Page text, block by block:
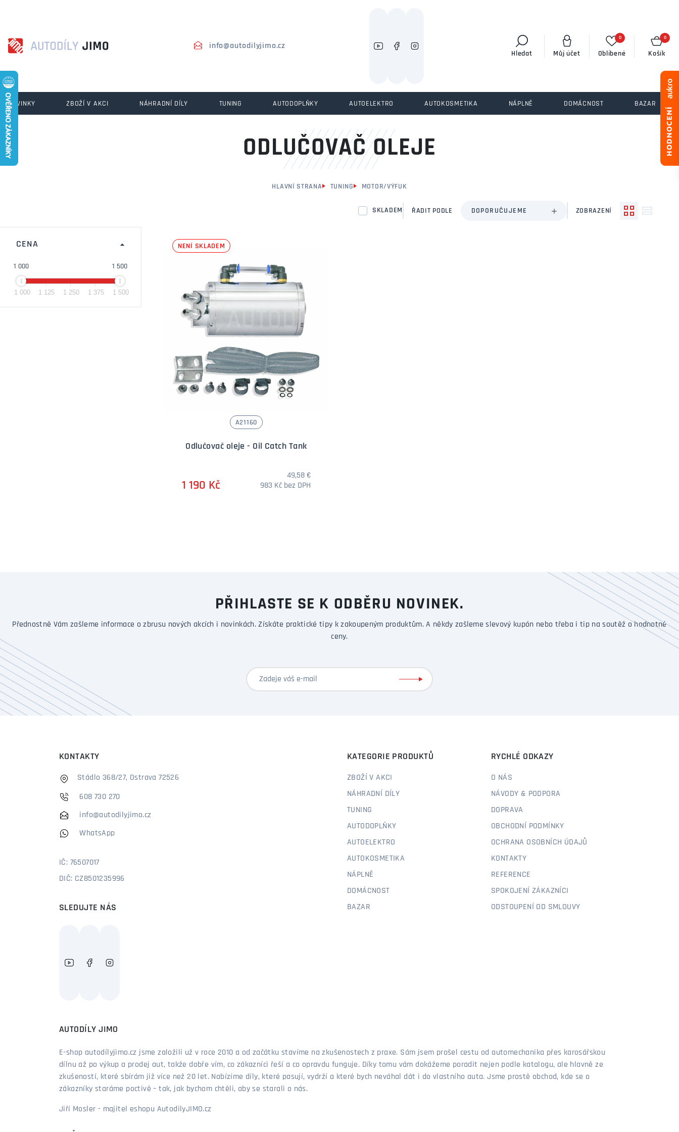
info@autodilyjimo.cz
Hledat Můj účet
0
Oblíbené
0
Košík
NOVINKY ZBOŽÍ V AKCI NÁHRADNÍ DÍLY TUNING AUTODOPLŇKY AUTOELEKTRO AUTOKOSMETIKA NÁPLNĚ DOMÁCNOST BAZAR
ODLUČOVAČ OLEJE
HLAVNÍ STRANA TUNING MOTOR/VÝFUK
SKLADEM ŘADIT PODLE DOPORUČUJEME ZOBRAZENÍ
CENA
1 000 1 500
1 000 1 125 1 250 1 375 1 500
NENÍ SKLADEM
A21160
Odlučovač oleje - Oil Catch Tank
1 190 Kč
49,58 €
983 Kč bez DPH
PŘIHLASTE SE K ODBĚRU NOVINEK.
Přednostně Vám zašleme informace o zbrusu nových akcích i novinkách. Získáte praktické tipy k zakoupeným produktům. A někdy zašleme slevový kupón nebo třeba i tip na soutěž o hodnotné
ceny.
KONTAKTY
Stádlo 368/27, Ostrava 72526
608 730 270
info@autodilyjimo.cz
WhatsApp
IČ: 76507017
DIČ: CZ8501235996
SLEDUJTE NÁS
KATEGORIE PRODUKTŮ
ZBOŽÍ V AKCI
NÁHRADNÍ DÍLY
TUNING
AUTODOPLŇKY
AUTOELEKTRO
AUTOKOSMETIKA
NÁPLNĚ
DOMÁCNOST
BAZAR
RYCHLÉ ODKAZY
O NÁS
NÁVODY & PODPORA
DOPRAVA
OBCHODNÍ PODMÍNKY
OCHRANA OSOBNÍCH ÚDAJŮ
KONTAKTY
REFERENCE
SPOKOJENÍ ZÁKAZNÍCI
ODSTOUPENÍ OD SMLOUVY
AUTODÍLY JIMO
E-shop autodílyjimo.cz jsme založili už v roce 2010 a od začátku stavíme na zkušenostech z praxe. Sám jsem prošel cestu od automechanika přes karosářskou
dílnu až po výkup a prodej aut, takže dobře vím, co zákazníci řeší a co opravdu funguje. Díky tomu vám dokážeme poradit nejen podle katalogu, ale hlavně ze
zkušeností, které sbírám již více než 20 let. Nabízíme díly, které pasují, vydrží a které bych neváhal dát i do vlastního auta. Jsme prostě obchod, kde se o
zákazníky staráme poctivě – tak, jak bychom chtěli, aby se starali o nás.
Jiří Mosler - majitel eshopu AutodilyJIMO.cz
Můžeme vám pomoci něco najít?